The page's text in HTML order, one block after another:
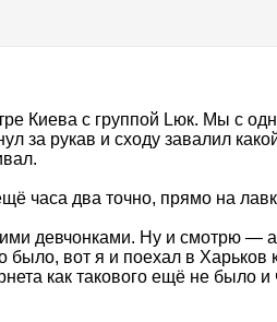
Киева с группой Lюк. Мы с
рукав и сходу завалил
часа два точно, прямо на
девчонками. Ну и смотрю —
было, вот я и поехал в Харьков
как такового ещё не было